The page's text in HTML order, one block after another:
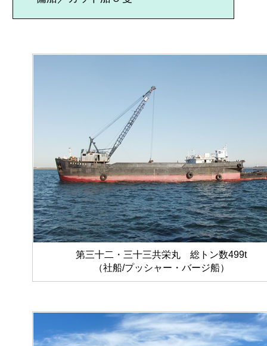
第三十二・三十三共栄丸 総トン数499t
（社船/プッシャー・バージ船）